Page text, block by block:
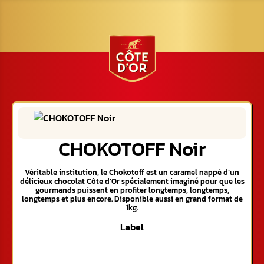
CHOKOTOFF Noir
Véritable institution, le Chokotoff est un caramel nappé d’un
délicieux chocolat Côte d’Or spécialement imaginé pour que les
gourmands puissent en profiter longtemps, longtemps,
longtemps et plus encore. Disponible aussi en grand format de
1kg.
Label